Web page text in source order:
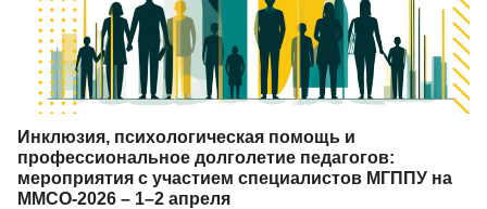
Инклюзия, психологическая помощь и
профессиональное долголетие педагогов:
мероприятия с участием специалистов МГППУ на
ММСО-2026 – 1–2 апреля